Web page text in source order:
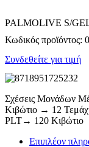
PALMOLIVE S/
Κωδικός προϊόντος:
Συνδεθείτε για τιμή
Σχέσεις Μονάδων
Κιβώτιο → 12
PLT→ 120 Κιβώτιο
Επιπλέον